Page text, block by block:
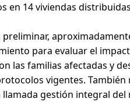
14 viviendas
para evaluar el
las familias afectadas y
vigentes.
gestión integral